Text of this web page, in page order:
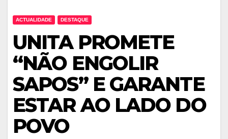
ACTUALIDADE DESTAQUE
UNITA PROMETE
“NÃO ENGOLIR
SAPOS” E GARANTE
ESTAR AO LADO DO
POVO